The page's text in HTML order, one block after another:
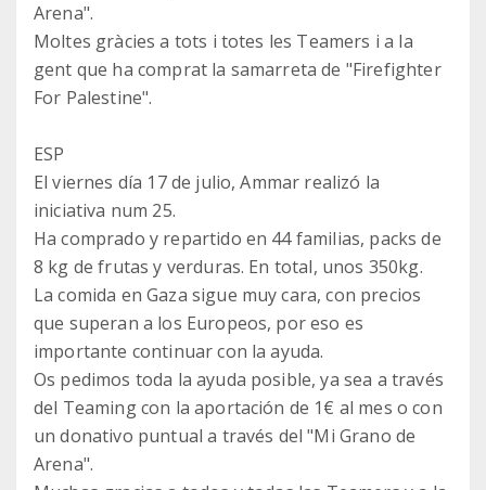
Arena".
Moltes gràcies a tots i totes les Teamers i a la
gent que ha comprat la samarreta de "Firefighter
For Palestine".
ESP
El viernes día 17 de julio, Ammar realizó la
iniciativa num 25.
Ha comprado y repartido en 44 familias, packs de
8 kg de frutas y verduras. En total, unos 350kg.
La comida en Gaza sigue muy cara, con precios
que superan a los Europeos, por eso es
importante continuar con la ayuda.
Os pedimos toda la ayuda posible, ya sea a través
del Teaming con la aportación de 1€ al mes o con
un donativo puntual a través del "Mi Grano de
Arena".